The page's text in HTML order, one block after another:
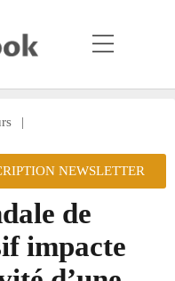
|
NEWSLETTER
de
impacte